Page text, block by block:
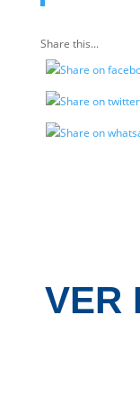
Share this...
VER